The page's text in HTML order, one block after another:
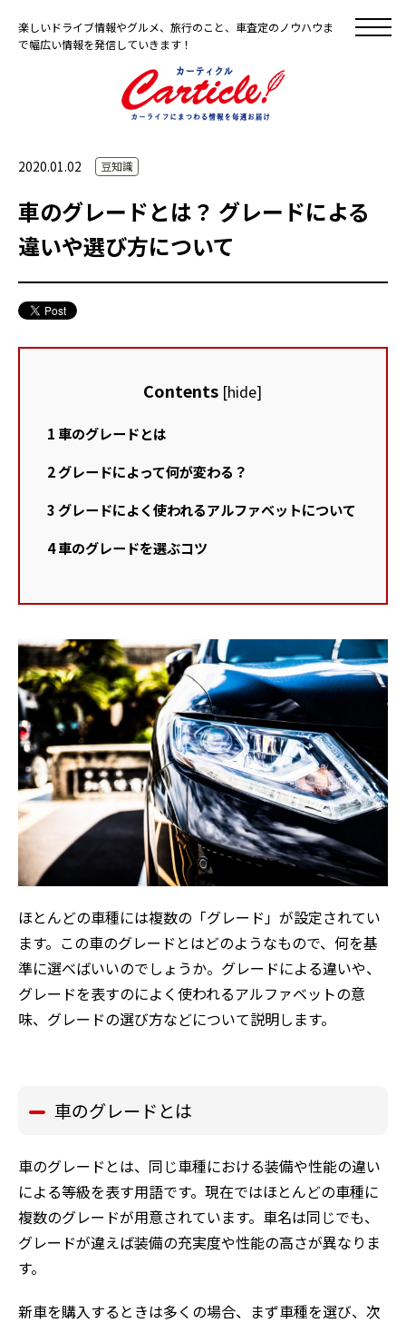
楽しいドライブ情報やグルメ、旅行のこと、車査定のノウハウま
で幅広い情報を発信していきます！
2020.01.02 豆知識
車のグレードとは？ グレードによる
違いや選び方について
Contents [hide]
1 車のグレードとは
2グレードによって何が変わる？
3グレードによく使われるアルファベットについて
4車のグレードを選ぶコツ
ほとんどの車種には複数の「グレード」が設定されてい
ます。この車のグレードとはどのようなもので、何を基
準に選べばいいのでしょうか。グレードによる違いや、
グレードを表すのによく使われるアルファベットの意
味、グレードの選び方などについて説明します。
車のグレードとは
車のグレードとは、同じ車種における装備や性能の違い
による等級を表す用語です。現在ではほとんどの車種に
複数のグレードが用意されています。車名は同じでも、
グレードが違えば装備の充実度や性能の高さが異なりま
す。
新車を購入するときは多くの場合、まず車種を選び、次